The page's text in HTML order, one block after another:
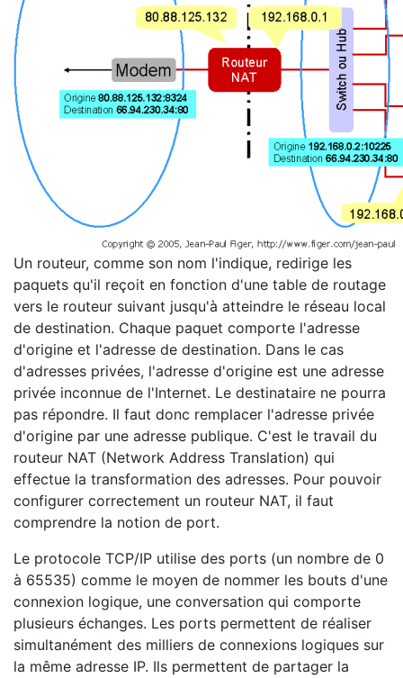
Un routeur, comme son nom l'indique, redirige les
paquets qu'il reçoit en fonction d'une table de routage
vers le routeur suivant jusqu'à atteindre le réseau local
de destination. Chaque paquet comporte l'adresse
d'origine et l'adresse de destination. Dans le cas
d'adresses privées, l'adresse d'origine est une adresse
privée inconnue de l'Internet. Le destinataire ne pourra
pas répondre. Il faut donc remplacer l'adresse privée
d'origine par une adresse publique. C'est le travail du
routeur NAT (Network Address Translation) qui
effectue la transformation des adresses. Pour pouvoir
configurer correctement un routeur NAT, il faut
comprendre la notion de port.
Le protocole TCP/IP utilise des ports (un nombre de 0
à 65535) comme le moyen de nommer les bouts d'une
connexion logique, une conversation qui comporte
plusieurs échanges. Les ports permettent de réaliser
simultanément des milliers de connexions logiques sur
la même adresse IP. Ils permettent de partager la